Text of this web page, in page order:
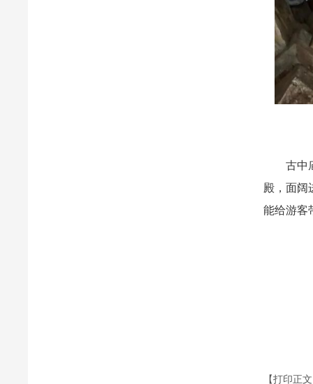
古中庙
殿，面阔
能给游客
【打印正